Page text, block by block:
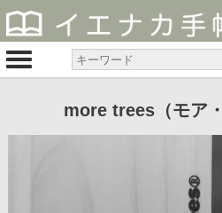
more trees（モア